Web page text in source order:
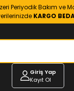
Periyodik Bakım ve
KARGO
Giriş Yap
Kayıt Ol